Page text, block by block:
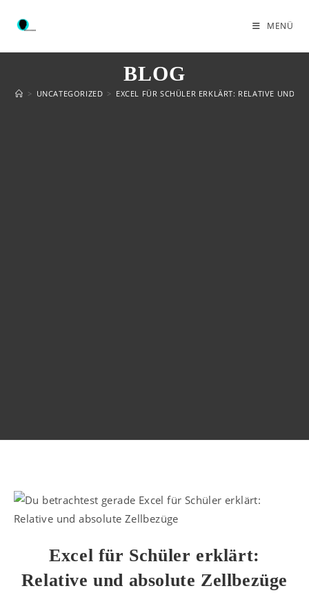
MENÜ
BLOG
> UNCATEGORIZED > EXCEL FÜR SCHÜLER ERKLÄRT: RELATIVE UND
Excel für Schüler erklärt:
Relative und absolute Zellbezüge